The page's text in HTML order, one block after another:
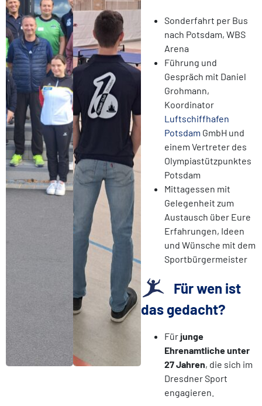
Sonderfahrt per Bus
nach Potsdam, WBS
Arena
Führung und
Gespräch mit Daniel
Grohmann,
Koordinator
Luftschiffhafen
Potsdam GmbH und
einem Vertreter des
Olympiastützpunktes
Potsdam
Mittagessen mit
Gelegenheit zum
Austausch über Eure
Erfahrungen, Ideen
und Wünsche mit dem
Sportbürgermeister
Für wen ist
das gedacht?
Für junge
Ehrenamtliche unter
27 Jahren, die sich im
Dresdner Sport
engagieren.